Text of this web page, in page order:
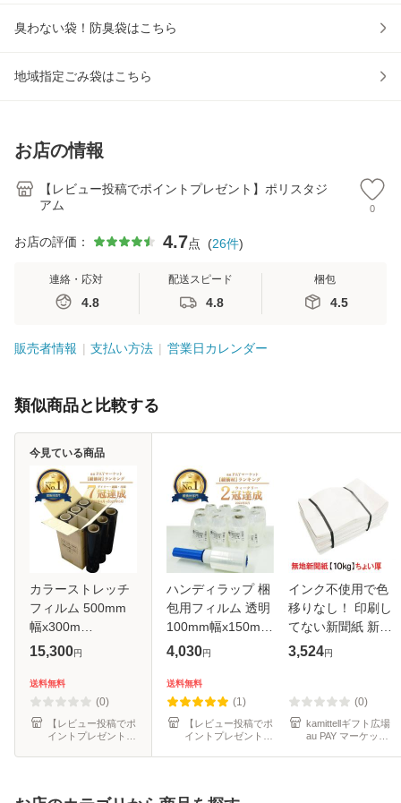
臭わない袋！防臭袋はこちら
地域指定ごみ袋はこちら
お店の情報
【レビュー投稿でポイントプレゼント】ポリスタジ
アム
0
お店の評価： 4.7点 (26件)
連絡・応対
4.8
配送スピード
4.8
梱包
4.5
販売者情報 支払い方法 営業日カレンダー
類似商品と比較する
カラーストレッチ
フィルム 500mm
幅x300m
0.020mm厚 黒 6本
手タイプ /梱包用フ
ィルム 梱包ラップ
大型ラップ 手巻き
タイ
15,300円
送料無料
(0)
【レビュー投稿でポ
イントプレゼント】
今見ている商品
ハンディラップ 梱
包用フィルム 透明
100mm幅x150m
20μ 12本 STR-
ッチフィルム 手巻
きタイプ クリア 梱
包ラップ 梱包
4,030円
送料無料
(1)
【レビュー投稿でポ
イントプレゼント】
インク不使用で色
移りなし！ 印刷し
てない新聞紙 新品
の新聞紙 無地新聞
【10kg・ちょい
厚】
3,524円
(0)
kamittellギフト広場
au PAY マーケット